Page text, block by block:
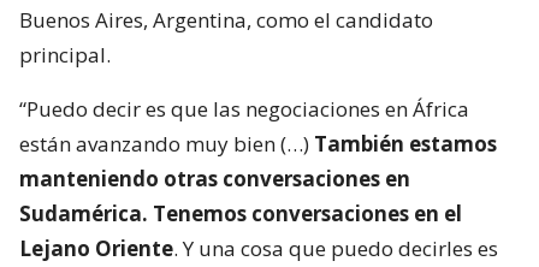
Buenos Aires, Argentina, como el candidato
principal.
“Puedo decir es que las negociaciones en África
están avanzando muy bien (…) También estamos
manteniendo otras conversaciones en
Sudamérica. Tenemos conversaciones en el
Lejano Oriente. Y una cosa que puedo decirles es